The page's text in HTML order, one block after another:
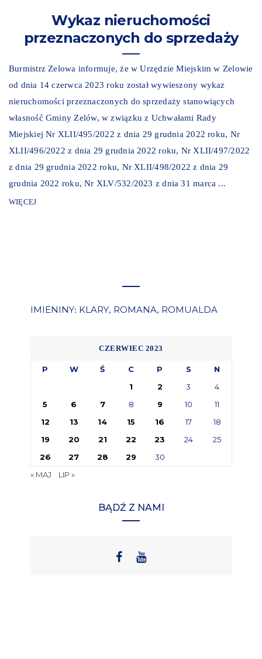
Wykaz nieruchomości
przeznaczonych do sprzedaży
Burmistrz Zelowa informuje, że w Urzędzie Miejskim w Zelowie
od dnia 14 czerwca 2023 roku został wywieszony wykaz
nieruchomości przeznaczonych do sprzedaży stanowiących
własność Gminy Zelów, w związku z Uchwałami Rady
Miejskiej Nr XLII/495/2022 z dnia 29 grudnia 2022 roku, Nr
XLII/496/2022 z dnia 29 grudnia 2022 roku, Nr XLII/497/2022
z dnia 29 grudnia 2022 roku, Nr XLII/498/2022 z dnia 29
grudnia 2022 roku, Nr XLV/532/2023 z dnia 31 marca ...
WIĘCEJ
IMIENINY: KLARY, ROMANA, ROMUALDA
CZERWIEC 2023
P W Ś C P S
N
1
2 3
4
5
6 7 8 9 10
11
12
13 14 15 16 17
18
19
20 21 22 23 24
25
26
27 28 29
30
« MAJ
LIP »
BĄDŹ Z NAMI